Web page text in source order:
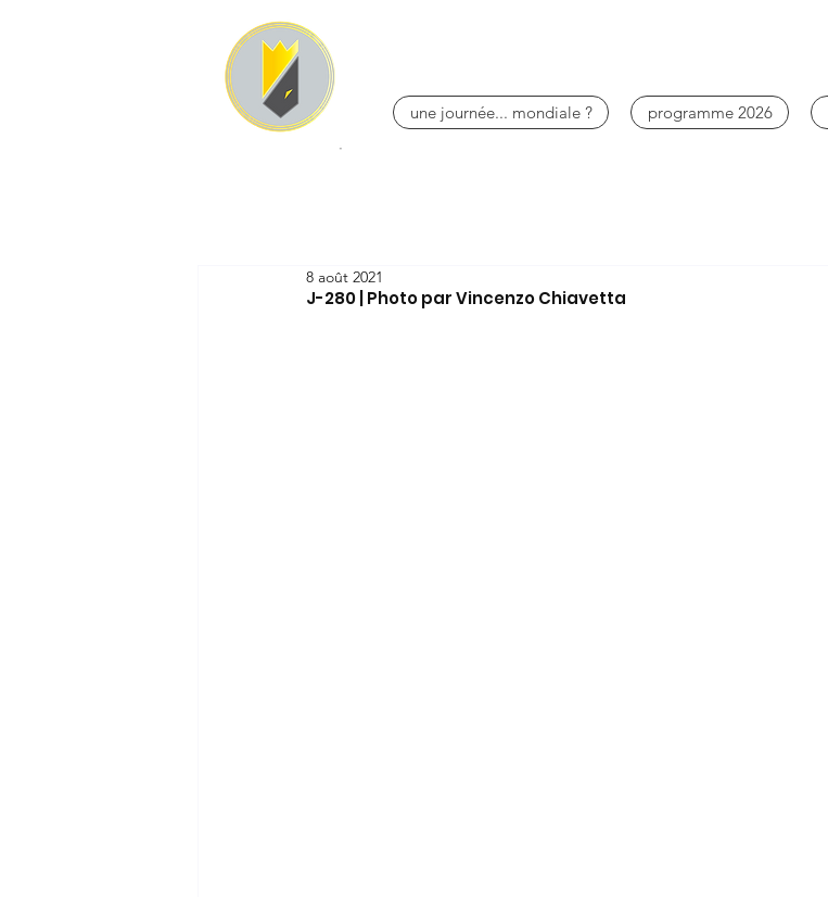
une journée... mondiale ? programme 2026
J-280 | Photo par Vincenzo Chiavetta
8 août 2021